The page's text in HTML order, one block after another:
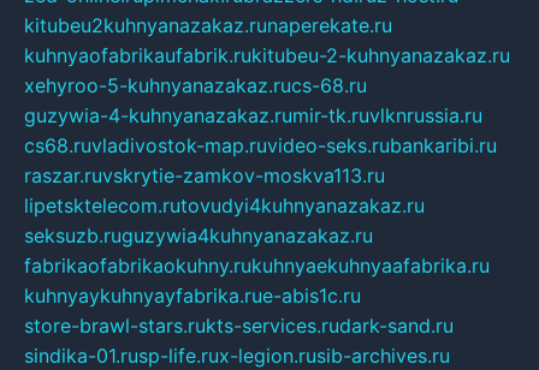
kitubeu2kuhnyanazakaz.runaperekate.ru
kuhnyaofabrikaufabrik.rukitubeu-2-kuhnyanazakaz.ru
xehyroo-5-kuhnyanazakaz.rucs-68.ru
guzywia-4-kuhnyanazakaz.rumir-tk.ruvlknrussia.ru
cs68.ruvladivostok-map.ruvideo-seks.rubankaribi.ru
raszar.ruvskrytie-zamkov-moskva113.ru
lipetsktelecom.rutovudyi4kuhnyanazakaz.ru
seksuzb.ruguzywia4kuhnyanazakaz.ru
fabrikaofabrikaokuhny.rukuhnyaekuhnyaafabrika.ru
kuhnyaykuhnyayfabrika.rue-abis1c.ru
store-brawl-stars.rukts-services.rudark-sand.ru
sindika-01.rusp-life.rux-legion.rusib-archives.ru